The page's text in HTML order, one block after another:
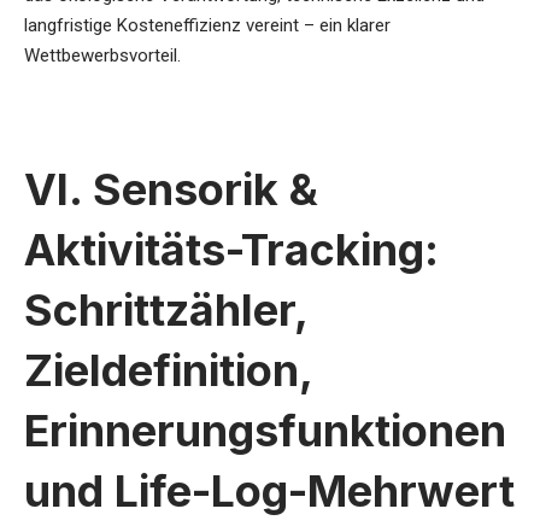
langfristige Kosteneffizienz vereint – ein klarer
Wettbewerbsvorteil.
VI. Sensorik &
Aktivitäts-Tracking:
Schrittzähler,
Zieldefinition,
Erinnerungsfunktionen
und Life-Log-Mehrwert